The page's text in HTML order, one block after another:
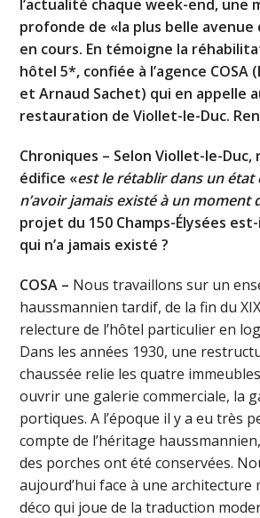
l’actualité chaque week-end, une
profonde de «la plus belle avenue
en cours. En témoigne la
hôtel 5*, confiée à l’agence COSA
et Arnaud Sachet) qui en appelle
restauration de Viollet-le-Duc.
Chroniques – Selon Viollet-le-
édifice «est le rétablir dans un
n’avoir jamais existé à un moment
projet du 150 Champs-Élysées
qui n’a jamais existé ?
COSA – Nous travaillons sur un
haussmannien tardif, de la fin du
relecture de l’hôtel particulier en
Dans les années 1930, une
chaussée relie les quatre
ouvrir une galerie commerciale, la
portiques. A l’époque il y a eu très
compte de l’héritage
des porches ont été conservées.
aujourd’hui face à une architecture
déco qui joue de la traduction